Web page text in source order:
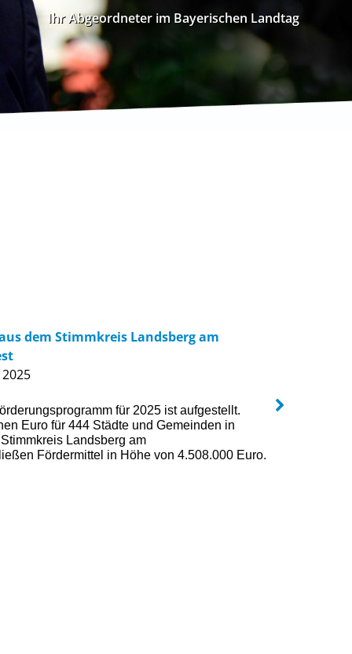
Ihr Abgeordneter im Bayerischen Landtag
dem Stimmkreis Landsberg am
für 2025 ist aufgestellt.
Euro für 444 Städte und Gemein­den in
Landsberg am
Fördermittel in Höhe von 4.508.000 Euro.